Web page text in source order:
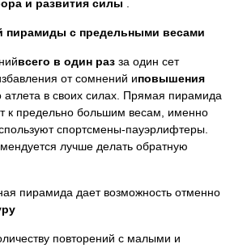
и развития силы
пирамиды с предельными весами
всего в один раз за один сет
от сомнений иповышения
атлета в своих силах. Прямая пирамида
к предельно большим весам, именно
спортсмены-пауэрлифтеры.
лучше делать обратную
пирамида дает возможность отменно
повторений с малыми и